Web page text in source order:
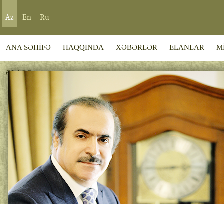
Az En Ru
ANA SƏHİFƏ HAQQINDA XƏBƏRLƏR ELANLAR
ƏLAQƏ